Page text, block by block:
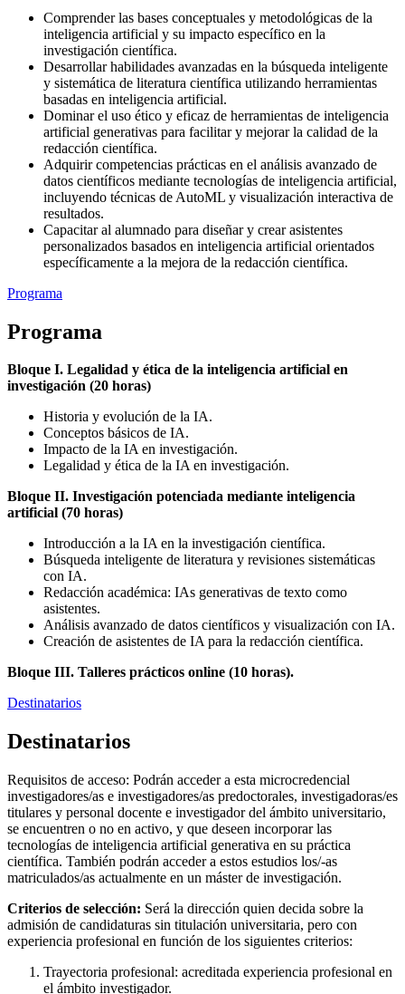
Comprender las bases conceptuales y metodológicas de la
inteligencia artificial y su impacto específico en la
investigación científica.
Desarrollar habilidades avanzadas en la búsqueda inteligente
y sistemática de literatura científica utilizando herramientas
basadas en inteligencia artificial.
Dominar el uso ético y eficaz de herramientas de inteligencia
artificial generativas para facilitar y mejorar la calidad de la
redacción científica.
Adquirir competencias prácticas en el análisis avanzado de
datos científicos mediante tecnologías de inteligencia artificial,
incluyendo técnicas de AutoML y visualización interactiva de
resultados.
Capacitar al alumnado para diseñar y crear asistentes
personalizados basados en inteligencia artificial orientados
específicamente a la mejora de la redacción científica.
Programa
Programa
Bloque I. Legalidad y ética de la inteligencia artificial en
investigación (20 horas)
Historia y evolución de la IA.
Conceptos básicos de IA.
Impacto de la IA en investigación.
Legalidad y ética de la IA en investigación.
Bloque II. Investigación potenciada mediante inteligencia
artificial (70 horas)
Introducción a la IA en la investigación científica.
Búsqueda inteligente de literatura y revisiones sistemáticas
con IA.
Redacción académica: IAs generativas de texto como
asistentes.
Análisis avanzado de datos científicos y visualización con IA.
Creación de asistentes de IA para la redacción científica.
Bloque III. Talleres prácticos online (10 horas).
Destinatarios
Destinatarios
Requisitos de acceso: Podrán acceder a esta microcredencial
investigadores/as e investigadores/as predoctorales, investigadoras/es
titulares y personal docente e investigador del ámbito universitario,
se encuentren o no en activo, y que deseen incorporar las
tecnologías de inteligencia artificial generativa en su práctica
científica. También podrán acceder a estos estudios los/-as
matriculados/as actualmente en un máster de investigación.
Criterios de selección: Será la dirección quien decida sobre la
admisión de candidaturas sin titulación universitaria, pero con
experiencia profesional en función de los siguientes criterios:
Trayectoria profesional: acreditada experiencia profesional en
el ámbito investigador.